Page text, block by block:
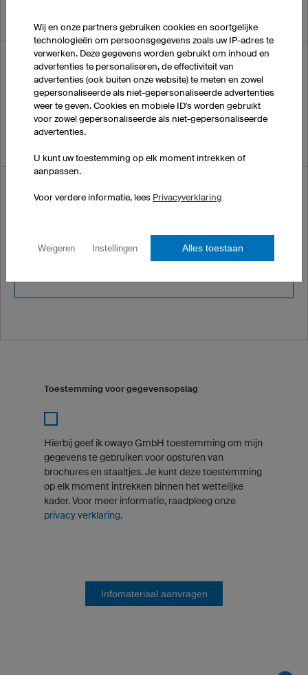
Waar heeft u van ons gehoord?
in ter verificatie:
1684
Toestemming voor gegevensopslag
Hierbij geef ik owayo GmbH toestemming om mijn
gegevens te gebruiken voor opsturen van
brochures en staaltjes. Je kunt deze toestemming
op elk moment intrekken binnen het wettelijke
kader. Voor meer informatie, raadpleeg onze
privacy verklaring.
Infomateriaal aanvragen
Wij en onze partners gebruiken cookies en soortgelijke
technologieën om persoonsgegevens zoals uw IP-adres te
verwerken. Deze gegevens worden gebruikt om inhoud en
advertenties te personaliseren, de effectiviteit van
advertenties (ook buiten onze website) te meten en zowel
gepersonaliseerde als niet-gepersonaliseerde advertenties
weer te geven. Cookies en mobiele ID's worden gebruikt
voor zowel gepersonaliseerde als niet-gepersonaliseerde
advertenties.
U kunt uw toestemming op elk moment intrekken of
aanpassen.
Voor verdere informatie, lees Privacyverklaring
Weigeren Instellingen Alles toestaan